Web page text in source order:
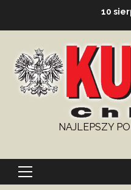
10
NAJLEPSZY
Primary